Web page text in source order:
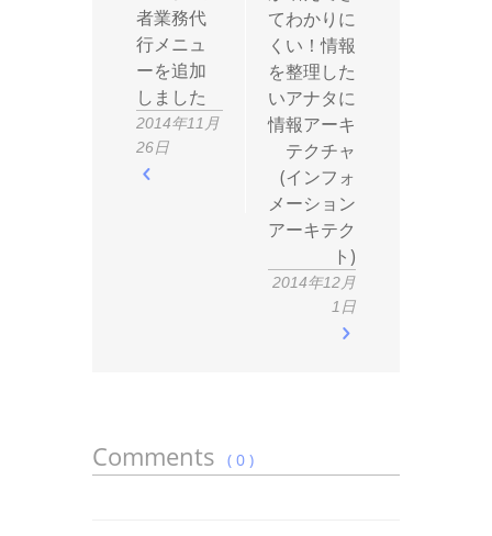
者業務代
行メニュ
ーを追加
しました
2014年11月
26日
てわかりに
くい！情報
を整理した
いアナタに
情報アーキ
テクチャ
(インフォ
メーション
アーキテク
ト)
2014年12月
1日
Comments ( 0 )